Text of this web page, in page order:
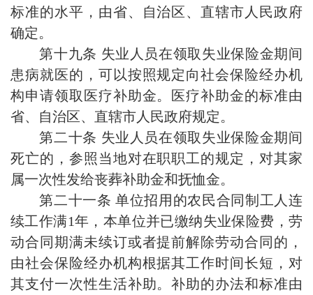
标准的水平，由省、自治区、直辖市人民政府
确定。
第十九条 失业人员在领取失业保险金期间
患病就医的，可以按照规定向社会保险经办机
构申请领取医疗补助金。医疗补助金的标准由
省、自治区、直辖市人民政府规定。
第二十条 失业人员在领取失业保险金期间
死亡的，参照当地对在职职工的规定，对其家
属一次性发给丧葬补助金和抚恤金。
第二十一条 单位招用的农民合同制工人连
续工作满1年，本单位并已缴纳失业保险费，劳
动合同期满未续订或者提前解除劳动合同的，
由社会保险经办机构根据其工作时间长短，对
其支付一次性生活补助。补助的办法和标准由